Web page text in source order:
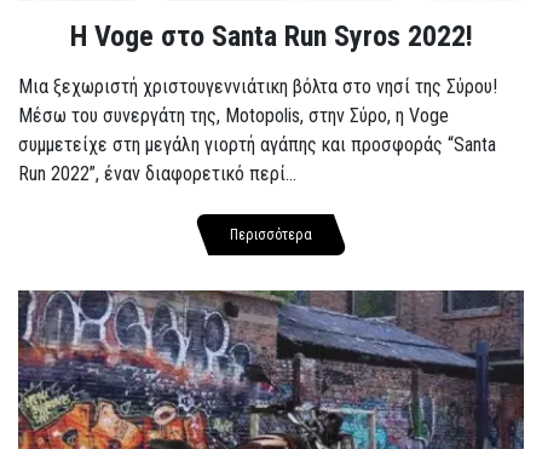
Η Voge στο Santa Run Syros 2022!
Μια ξεχωριστή χριστουγεννιάτικη βόλτα στο νησί της Σύρου!
Μέσω του συνεργάτη της, Motopolis, στην Σύρο, η Voge
συμμετείχε στη μεγάλη γιορτή αγάπης και προσφοράς “Santa
Run 2022”, έναν διαφορετικό περί...
Περισσότερα